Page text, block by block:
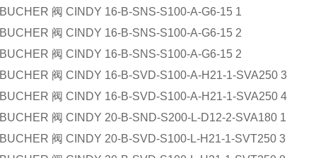
BUCHER 阀 CINDY 16-B-SNS-S100-A-G6-15 1
BUCHER 阀 CINDY 16-B-SNS-S100-A-G6-15 2
BUCHER 阀 CINDY 16-B-SNS-S100-A-G6-15 2
BUCHER 阀 CINDY 16-B-SVD-S100-A-H21-1-SVA250 3
BUCHER 阀 CINDY 16-B-SVD-S100-A-H21-1-SVA250 4
BUCHER 阀 CINDY 20-B-SND-S200-L-D12-2-SVA180 1
BUCHER 阀 CINDY 20-B-SVD-S100-L-H21-1-SVT250 3